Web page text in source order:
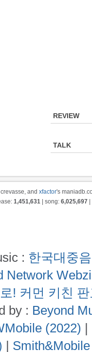
REVIEW
TALK
crevasse, and xfactor's
1,451,631 | song: 6,025,697
: 한국대중
Network
! 커먼 키친
by : Beyond
(2022) |
|